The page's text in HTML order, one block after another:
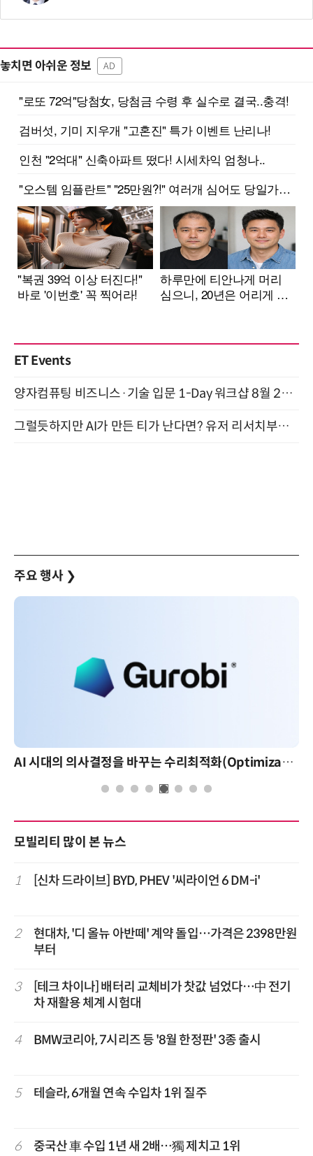
놓치면 아쉬운 정보 AD
ET Events
양자컴퓨팅 비즈니스·기술 입문 1-Day 워크샵 8월 28일 개최
그럴듯하지만 AI가 만든 티가 난다면? 유저 리서치부터 배포까지! (9/15)
주요 행사 ❯
AI 시대의 의사결정을 바꾸는 수리최적화(Optimization): 실제 산업 적용 사례와 활용 전략
모빌리티 많이 본 뉴스
1 [신차 드라이브] BYD, PHEV '씨라이언 6 DM-i'
2
현대차, '디 올뉴 아반떼' 계약 돌입…가격은 2398만원
부터
3
[테크 차이나] 배터리 교체비가 찻값 넘었다…中 전기
차 재활용 체계 시험대
4 BMW코리아, 7시리즈 등 '8월 한정판' 3종 출시
5 테슬라, 6개월 연속 수입차 1위 질주
6 중국산 車 수입 1년 새 2배…獨 제치고 1위